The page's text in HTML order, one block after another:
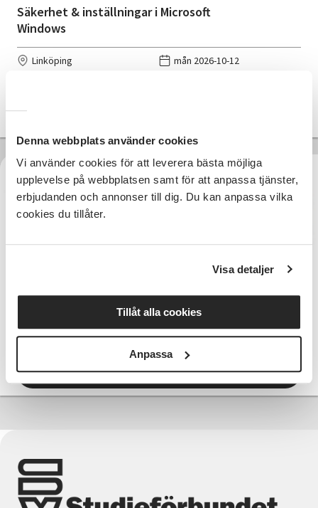
Denna webbplats använder cookies
Vi använder cookies för att leverera bästa möjliga
upplevelse på webbplatsen samt för att anpassa tjänster,
erbjudanden och annonser till dig. Du kan anpassa vilka
cookies du tillåter.
Visa detaljer
Tillåt alla cookies
Anpassa
Säkerhet & inställningar i Microsoft
Windows
Linköping
mån 2026-10-12
tis 2026-10-13
13:30
5 Tillfällen
Läs mer och anmäl